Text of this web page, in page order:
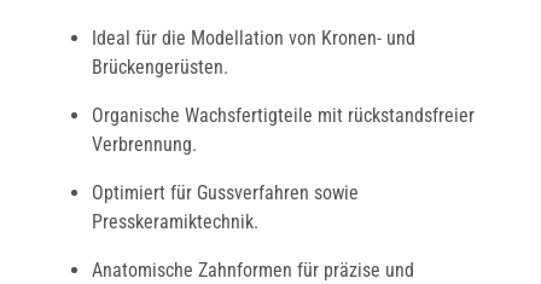
Ideal für die Modellation von Kronen- und
Brückengerüsten.
Organische Wachsfertigteile mit rückstandsfreier
Verbrennung.
Optimiert für Gussverfahren sowie
Presskeramiktechnik.
Anatomische Zahnformen für präzise und